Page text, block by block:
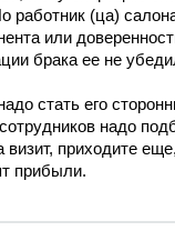
(ца)
или
брака ее не
стать его
надо
визит, приходите
прибыли.